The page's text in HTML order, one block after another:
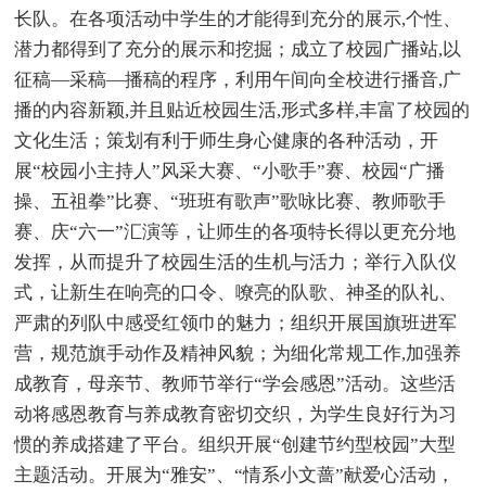
长队。在各项活动中学生的才能得到充分的展示,个性、
潜力都得到了充分的展示和挖掘；成立了校园广播站,以
征稿—采稿—播稿的程序，利用午间向全校进行播音,广
播的内容新颖,并且贴近校园生活,形式多样,丰富了校园的
文化生活；策划有利于师生身心健康的各种活动，开
展“校园小主持人”风采大赛、“小歌手”赛、校园“广播
操、五祖拳”比赛、“班班有歌声”歌咏比赛、教师歌手
赛、庆“六一”汇演等，让师生的各项特长得以更充分地
发挥，从而提升了校园生活的生机与活力；举行入队仪
式，让新生在响亮的口令、嘹亮的队歌、神圣的队礼、
严肃的列队中感受红领巾的魅力；组织开展国旗班进军
营，规范旗手动作及精神风貌；为细化常规工作,加强养
成教育，母亲节、教师节举行“学会感恩”活动。这些活
动将感恩教育与养成教育密切交织，为学生良好行为习
惯的养成搭建了平台。组织开展“创建节约型校园”大型
主题活动。开展为“雅安”、“情系小文蔷”献爱心活动，